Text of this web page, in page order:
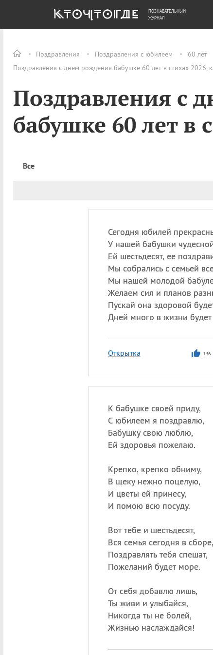
Поздравления Поздравления с юбилеем 60 лет
Поздравления с днем рождения бабушке 60 лет в стихах 2026,
Поздравления с
бабушке 60 лет в
Все
Сегодня юбилей
У нашей бабушки
Ей шестьдесят, ее
Мы собрались с семьей
Мы нашей молодой
Желаем сил и планов
Пускай она здоровой
Дней много в жизни
Открытка 136
К бабушке своей приду,
С юбилеем я поздравлю,
Бабушку свою люблю,
Ей здоровья пожелаю.
Крепко, крепко обниму,
В щеку нежно поцелую,
И цветы ей принесу,
И помою всю посуду.
Вот тебе и шестьдесят,
Вся семья сегодня в сборе,
Поздравлять тебя спешат,
Пожеланий будет море.
От себя добавлю лишь,
Ты живи и улыбайся,
Никогда ты не болей,
Жизнью наслаждайся!
ОБЩЕСТВО ДЕНЬГИ
ПОЗНАВАТЕЛЬНЫЙ
ЖУРНАЛ